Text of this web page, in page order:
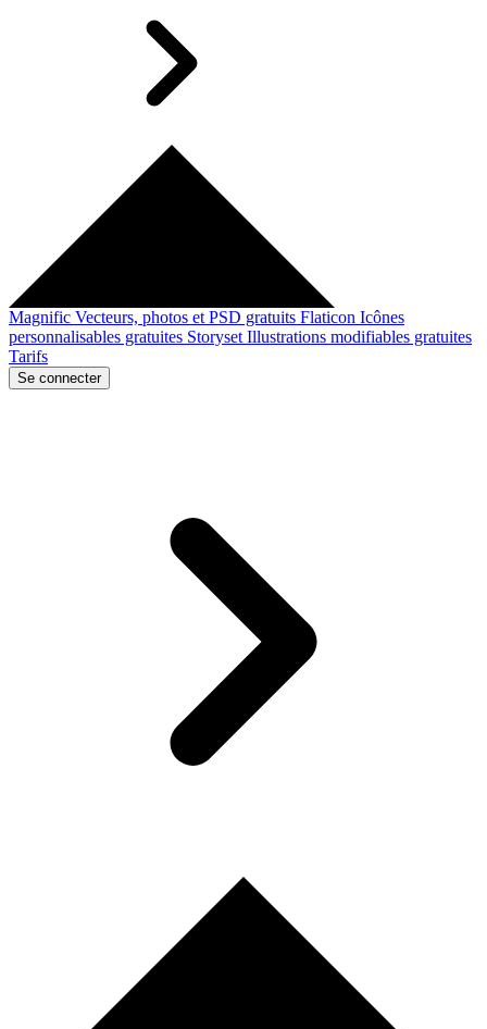
Magnific Vecteurs, photos et PSD gratuits Flaticon Icônes
personnalisables gratuites Storyset Illustrations modifiables gratuites
Tarifs
Se connecter